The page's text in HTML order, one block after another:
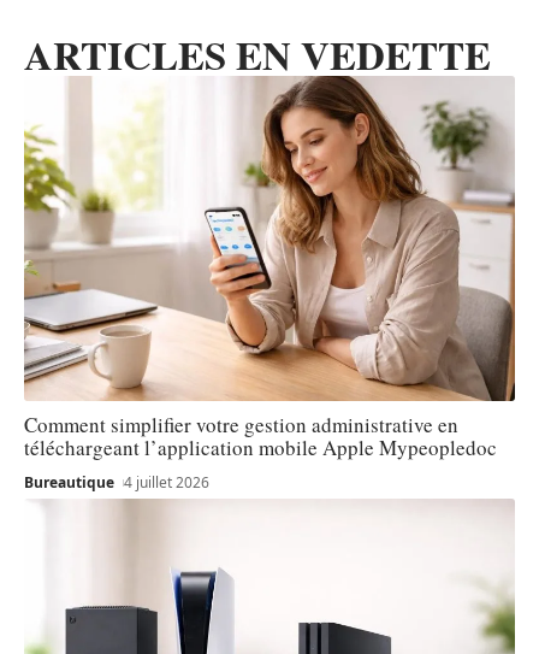
ARTICLES EN VEDETTE
Comment simplifier votre gestion administrative en
téléchargeant l’application mobile Apple Mypeopledoc
Bureautique 4 juillet 2026